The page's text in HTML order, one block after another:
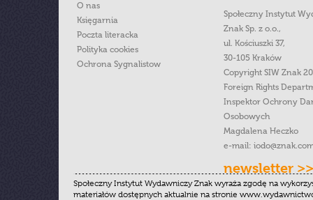
O nas
Księgarnia
Poczta literacka
Polityka cookies
Ochrona Sygnalistow
Społeczny Instytut
Znak Sp. z o.o.,
ul. Kościuszki 37,
30-105 Kraków
Copyright SIW Znak
Foreign Rights
Inspektor Ochrony
Osobowych
Magdalena Heczko
e-mail:
newsletter >>
Społeczny Instytut Wydawniczy Znak wyraża zgodę na
materiałów dostępnych aktualnie na stronie